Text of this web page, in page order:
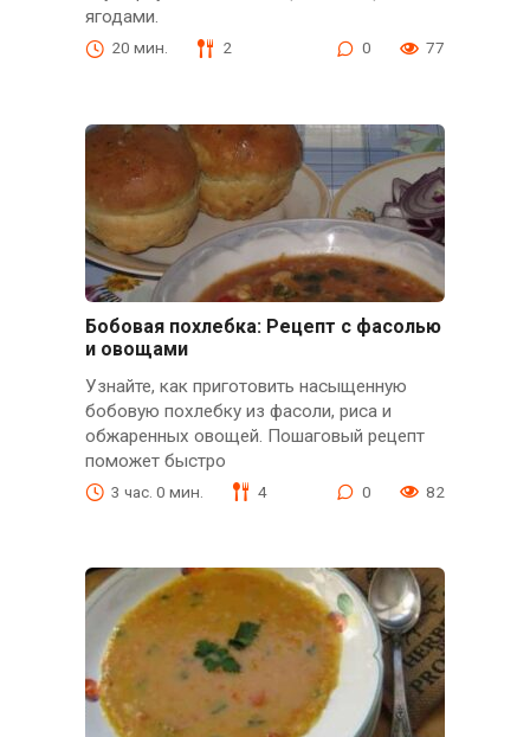
ягодами.
20 мин. 2 0 77
Бобовая похлебка: Рецепт с фасолью
и овощами
Узнайте, как приготовить насыщенную
бобовую похлебку из фасоли, риса и
обжаренных овощей. Пошаговый рецепт
поможет быстро
3 час. 0 мин. 4 0 82